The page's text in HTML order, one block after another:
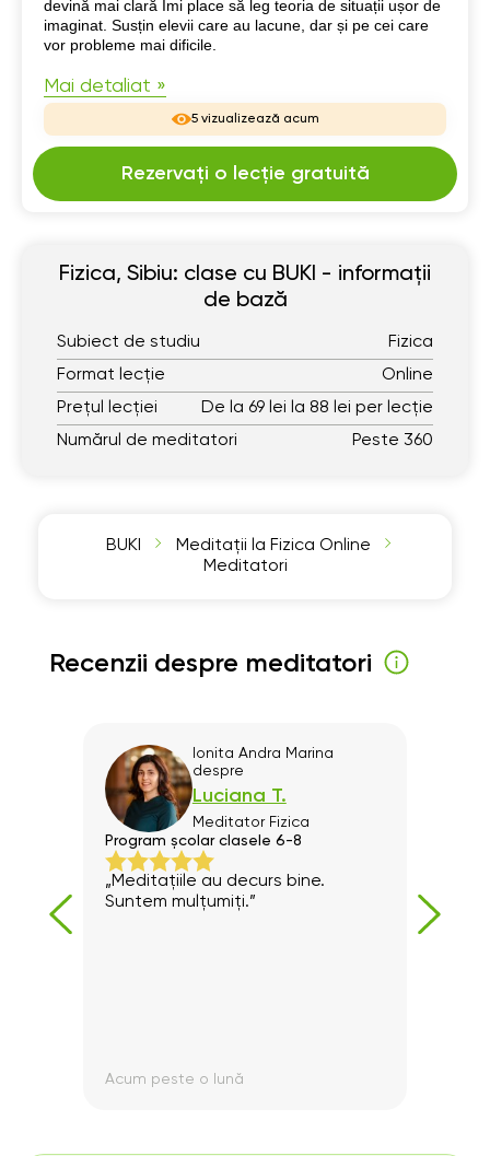
devină mai clară Îmi place să leg teoria de situații ușor de
imaginat. Susțin elevii care au lacune, dar și pe cei care
vor probleme mai dificile.
Mai detaliat »
5 vizualizează acum
Rezervați o lecție gratuită
Fizica, Sibiu: clase cu BUKI - informații
de bază
Subiect de studiu
Fizica
Format lecție
Online
Prețul lecției
De la 69 lei la 88 lei per lecție
Numărul de meditatori
Peste 360
BUKI
Meditații la Fizica Online
Meditatori
Recenzii despre meditatori
Ionita Andra Marina
despre
Luciana T.
Meditator Fizica
Program școlar clasele 6-8
„Meditațiile au decurs bine.
Suntem mulțumiți.”
Acum peste o lună